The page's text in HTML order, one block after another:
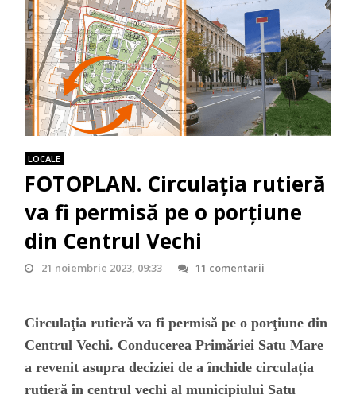
LOCALE
FOTOPLAN. Circulaţia rutieră
va fi permisă pe o porţiune
din Centrul Vechi
21 noiembrie 2023, 09:33 11 comentarii
Circulaţia rutieră va fi permisă pe o porţiune din
Centrul Vechi. ConducereaPrimăriei SatuMare
a revenit asupra deciziei de a închide circulația
rutieră în centrul vechi al municipiului Satu